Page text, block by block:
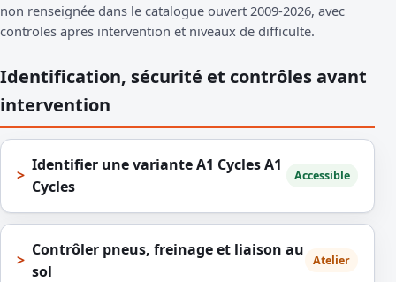
non renseignée dans le catalogue ouvert 2009-2026, avec
controles apres intervention et niveaux de difficulte.
Identification, sécurité et contrôles avant
intervention
Identifier une variante A1 Cycles A1
Cycles
Accessible
Contrôler pneus, freinage et liaison au
sol
Atelier